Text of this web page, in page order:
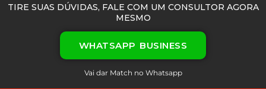
TIRE SUAS DÚVIDAS, FALE COM UM CONSULTOR AGORA
MESMO
WHATSAPP BUSINESS
Vai dar Match no Whatsapp